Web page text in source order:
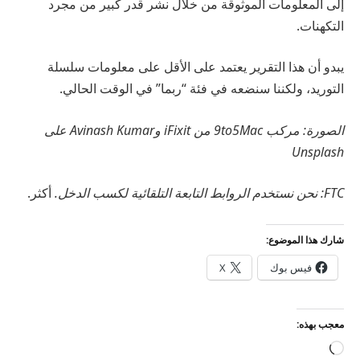
إلى المعلومات الموثوقة من خلال نشر قدر كبير من مجرد
التكهنات.
يبدو أن هذا التقرير يعتمد على الأقل على معلومات سلسلة
التوريد، ولكننا سنضعه في فئة “ربما” في الوقت الحالي.
الصورة: مركب 9to5Mac من iFixit وAvinash Kumar على
Unsplash
FTC: نحن نستخدم الروابط التابعة التلقائية لكسب الدخل. أكثر.
شارك هذا الموضوع:
فيس بوك X
معجب بهذه:
جاري